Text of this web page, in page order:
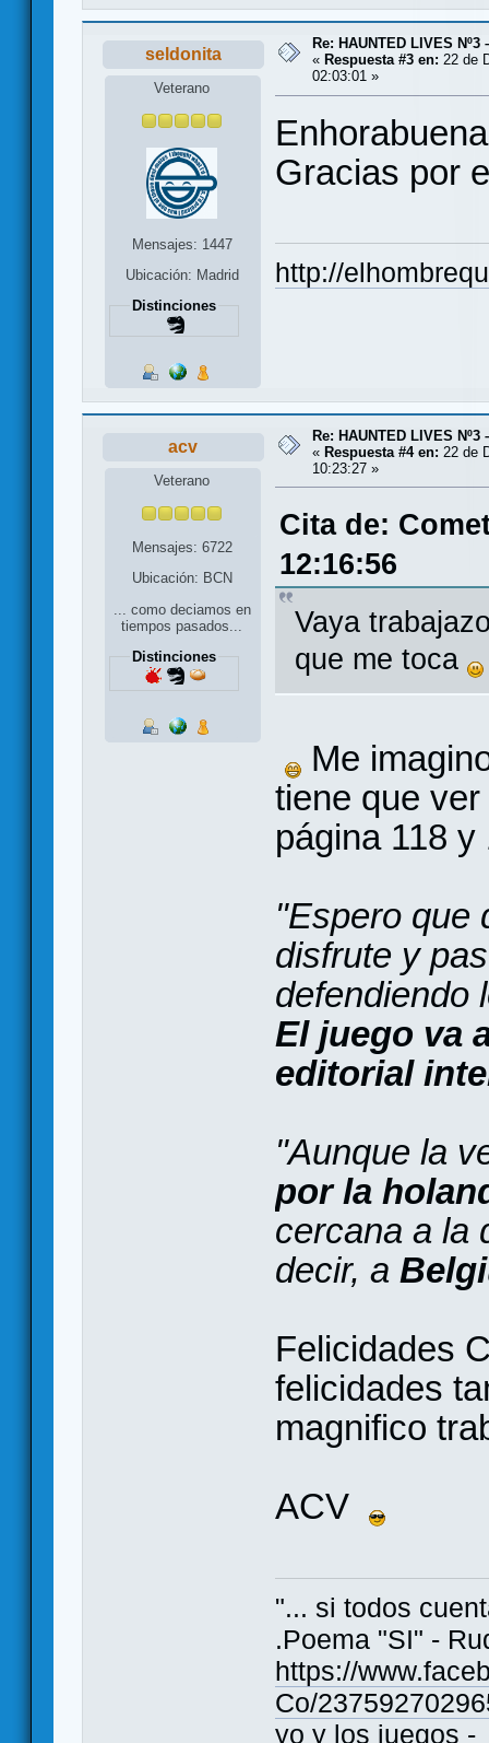
seldonita
Veterano
Mensajes: 1447
Ubicación: Madrid
Distinciones
Re: HAUNTED LIVES Nº3
« Respuesta #3 en: 22 de
02:03:01 »
Gracias por
http://
acv
Veterano
Mensajes: 6722
Ubicación: BCN
... como deciamos en
tiempos pasados...
Distinciones
Re: HAUNTED LIVES Nº3
« Respuesta #4 en: 22 de
10:23:27 »
Cita de:
12:16:56
Vaya
que me toca
Me
tiene que
página 118
"Espero que
disfrute y
defendiendo
El juego va
editorial
"Aunque la
por la
cercana a la
decir, a
Felicidades
felicidades
magnifico
ACV
"... si todos
.Poema "SI" -
https://
Co/
yo y los juegos -